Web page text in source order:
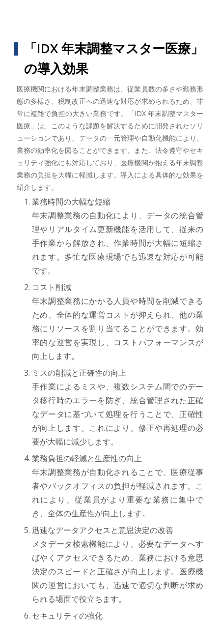
「IDX 年末調整マスター医療」
の導入効果
医療機関における年末調整業務は、従業員数の多さや勤務形
態の多様さ、税制改正への迅速な対応が求められるため、非
常に複雑で負担の大きい業務です。「IDX 年末調整マスター
医療」は、このような課題を解決するために開発されたソリ
ューションであり、データの一元管理や自動化機能により、
業務の効率化を図ることができます。また、法令遵守やセキ
ュリティ強化にも対応しており、医療機関が抱える年末調整
業務の負担を大幅に軽減します。導入による具体的な効果を
紹介します。
業務時間の大幅な短縮
年末調整業務の自動化により、データの統合管
理やリアルタイム更新機能を活用して、従来の
手作業から解放され、作業時間が大幅に短縮さ
れます。多忙な医療現場でも迅速な対応が可能
です。
コスト削減
年末調整業務にかかる人員や時間を削減できる
ため、全体的な運営コストが抑えられ、他の業
務にリソースを割り当てることができます。効
率的な運営を実現し、コストパフォーマンスが
向上します。
ミスの削減と正確性の向上
手作業によるミスや、複数システム間でのデー
タ移行時のエラーを防ぎ、統合管理された正確
なデータに基づいて処理を行うことで、正確性
が向上します。これにより、修正や再処理の必
要が大幅に減少します。
業務負担の軽減と生産性の向上
年末調整業務が自動化されることで、医療従事
者やバックオフィスの負担が軽減されます。こ
れにより、従業員がより重要な業務に集中で
き、全体の生産性が向上します。
迅速なデータアクセスと意思決定の改善
メタデータ検索機能により、必要なデータへす
ばやくアクセスできるため、業務における意思
決定のスピードと正確さが向上します。医療機
関の運営においても、迅速で適切な判断が求め
られる場面で役立ちます。
セキュリティの強化